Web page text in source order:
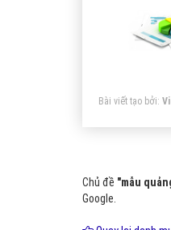
Bài viết tạo bởi:
Chủ đề "mẫu
Google.